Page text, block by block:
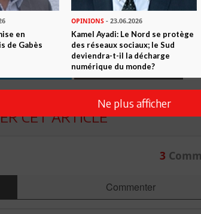
ami
PARTAGEZ-LE AVEC VOS AMIS !
ABONNEZ-VOUS
CET ARTICLE
3
Commenter
en
de Gabès
OPINIONS - 23.06.2026
Kamel Ayadi: Le Nord se protège
des réseaux sociaux; le Sud
deviendra-t-il la décharge
numérique du monde?
Ne plus afficher